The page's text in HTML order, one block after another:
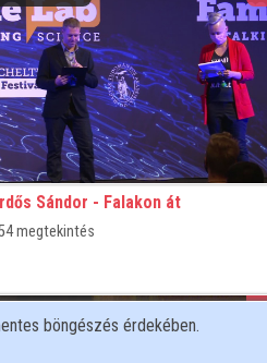
Sándor - Falakon át
megtekintés
böngészés érdekében.